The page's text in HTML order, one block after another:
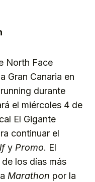
North Face
Gran Canaria en
durante
el miércoles 4 de
El Gigante
continuar el
y Promo. El
los días más
Marathon por la